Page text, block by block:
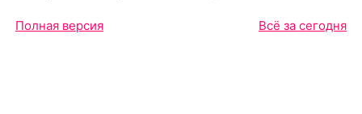
Полная версия Всё за сегодня